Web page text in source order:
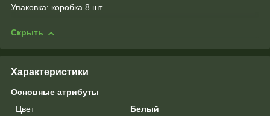
Упаковка: коробка 8 шт.
Скрыть
Характеристики
Основные атрибуты
Цвет
Белый